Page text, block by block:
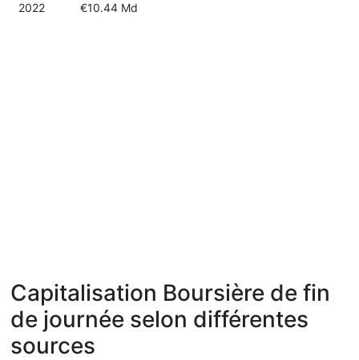
2022 €10.44 Md
Capitalisation Boursière de fin
de journée selon différentes
sources